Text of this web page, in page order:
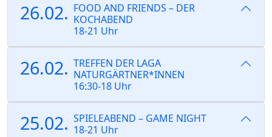
26.02. FOOD AND FRIENDS – DER
KOCHABEND
18-21 Uhr
26.02. TREFFEN DER LAGA
NATURGÄRTNER*INNEN
16:30-18 Uhr
25.02. SPIELEABEND – GAME NIGHT
18-21 Uhr